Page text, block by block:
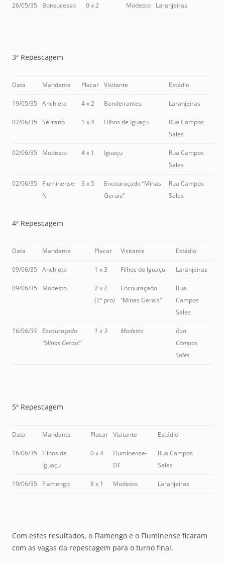
26/05/35 Bonsucesso 0 x 2 Modesto Laranjeiras
3ª Repescagem
Data Mandante Placar Visitante Estádio
19/05/35 Anchieta 4 x 2 Bandeirantes Laranjeiras
02/06/35 Serrano 1 x 4 Filhos de Iguaçu
Rua Campos
Sales
02/06/35 Modesto 4 x 1 Iguaçu
Rua Campos
Sales
02/06/35
Fluminense-
N
3 x 5
Encouraçado “Minas
Gerais”
Rua Campos
Sales
4ª Repescagem
Data Mandante Placar Visitante Estádio
09/06/35 Anchieta 1 x 3 Filhos de Iguaçu Laranjeiras
09/06/35 Modesto
2 x 2
(2ª pro)
Encouraçado
“Minas Gerais”
Rua
Campos
Sales
16/06/35 Encouraçado
“Minas Gerais”
1 x 3 Modesto
Rua
Campos
Sales
5ª Repescagem
Data Mandante Placar Visitante Estádio
16/06/35
Filhos de
Iguaçu
0 x 4
Fluminense-
DF
Rua Campos
Sales
19/06/35 Flamengo 8 x 1 Modesto Laranjeiras
Com estes resultados, o Flamengo e o Fluminense ficaram
com as vagas da repescagem para o turno final.